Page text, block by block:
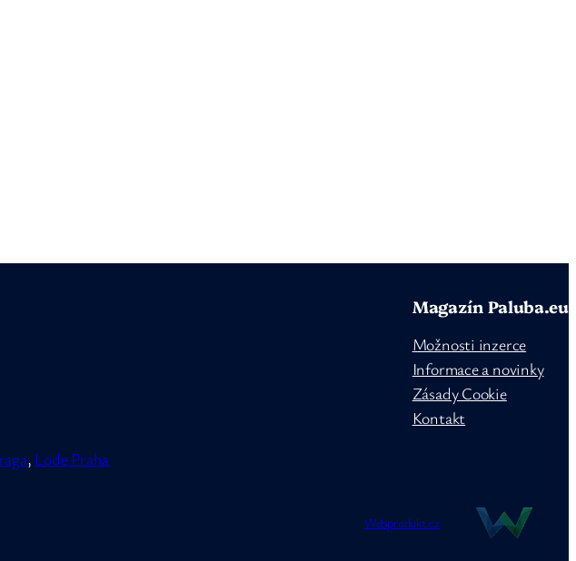
Magazín Paluba.eu
Možnosti inzerce
Informace a novinky
Zásady Cookie
Kontakt
, Lode Praha
Webprodukt.cz